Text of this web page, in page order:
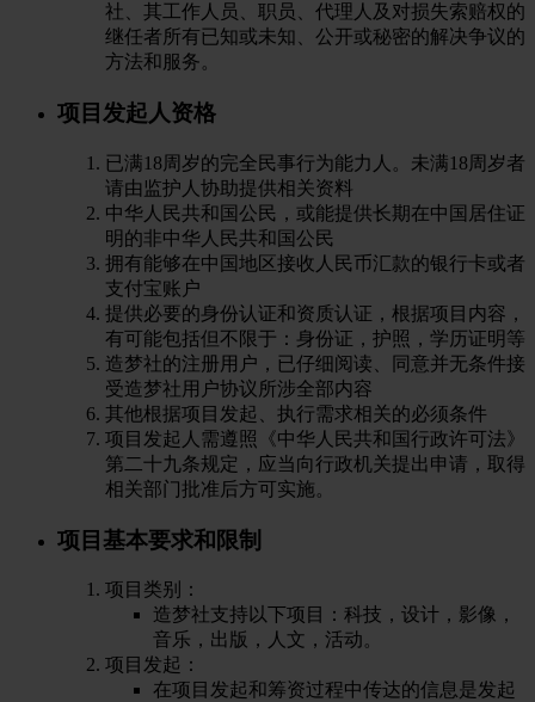
社、其工作人员、职员、代理人及对损失索赔权的
继任者所有已知或未知、公开或秘密的解决争议的
方法和服务。
项目发起人资格
已满18周岁的完全民事行为能力人。未满18周岁者
请由监护人协助提供相关资料
中华人民共和国公民，或能提供长期在中国居住证
明的非中华人民共和国公民
拥有能够在中国地区接收人民币汇款的银行卡或者
支付宝账户
提供必要的身份认证和资质认证，根据项目内容，
有可能包括但不限于：身份证，护照，学历证明等
造梦社的注册用户，已仔细阅读、同意并无条件接
受造梦社用户协议所涉全部内容
其他根据项目发起、执行需求相关的必须条件
项目发起人需遵照《中华人民共和国行政许可法》
第二十九条规定，应当向行政机关提出申请，取得
相关部门批准后方可实施。
项目基本要求和限制
项目类别：
造梦社支持以下项目：科技，设计，影像，
音乐，出版，人文，活动。
项目发起：
在项目发起和筹资过程中传达的信息是发起